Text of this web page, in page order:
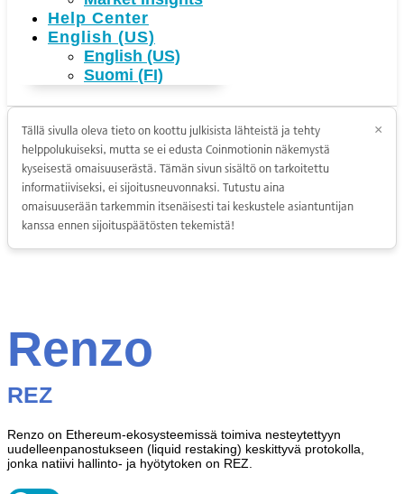
Help Center
English (US)
English (US)
Suomi (FI)
Tällä sivulla oleva tieto on koottu julkisista lähteistä ja tehty
helppolukuiseksi, mutta se ei edusta Coinmotionin näkemystä
kyseisestä omaisuuserästä. Tämän sivun sisältö on tarkoitettu
informatiiviseksi, ei sijoitusneuvonnaksi. Tutustu aina
omaisuuserään tarkemmin itsenäisesti tai keskustele asiantuntijan
kanssa ennen sijoituspäätösten tekemistä!
×
Renzo
REZ
Renzo on Ethereum-ekosysteemissä toimiva nesteytettyyn
uudelleenpanostukseen (liquid restaking) keskittyvä protokolla,
jonka natiivi hallinto- ja hyötytoken on REZ.